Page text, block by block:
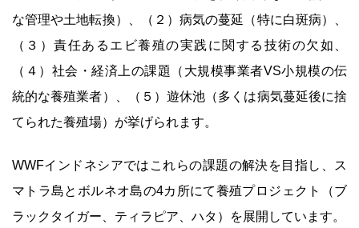
な管理や土地転換）、（２）病気の蔓延（特に白斑病）、
（３）責任あるエビ養殖の実践に関する技術の欠如、
（４）社会・経済上の課題（大規模事業者VS小規模の伝
統的な養殖業者）、（５）遊休池（多くは病気蔓延後に捨
てられた養殖場）が挙げられます。
WWFインドネシアではこれらの課題の解決を目指し、ス
マトラ島とボルネオ島の4カ所にて養殖プロジェクト（ブ
ラックタイガー、ティラピア、ハタ）を展開しています。